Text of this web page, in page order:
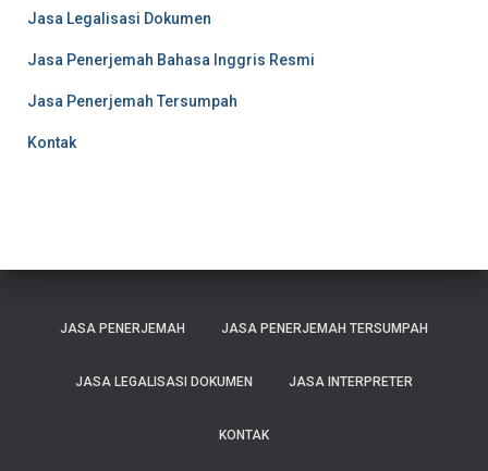
Jasa Legalisasi Dokumen
Jasa Penerjemah Bahasa Inggris Resmi
Jasa Penerjemah Tersumpah
Kontak
JASA PENERJEMAH JASA PENERJEMAH TERSUMPAH
JASA LEGALISASI DOKUMEN JASA INTERPRETER
KONTAK